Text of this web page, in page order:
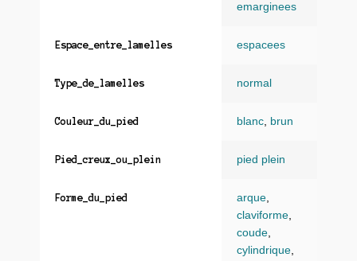
emarginees
Espace_entre_lamelles espacees
Type_de_lamelles normal
Couleur_du_pied blanc, brun
Pied_creux_ou_plein pied plein
Forme_du_pied arque,
claviforme,
coude,
cylindrique,